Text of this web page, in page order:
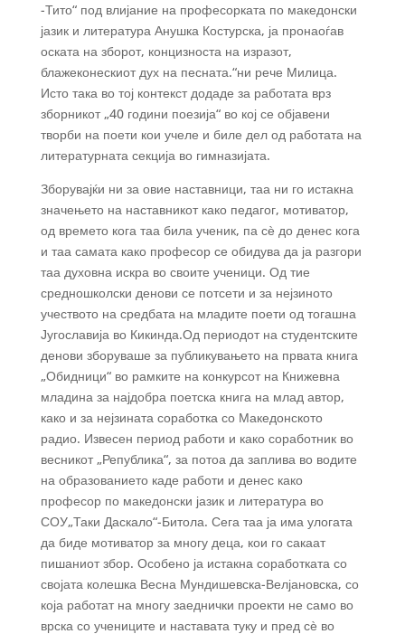
-Тито“ под влијание на професорката по македонски
јазик и литература Анушка Костурска, ја пронаоѓав
оската на зборот, концизноста на изразот,
блажеконескиот дух на песната.“ни рече Милица.
Исто така во тој контекст додаде за работата врз
зборникот „40 години поезија“ во кој се објавени
творби на поети кои учеле и биле дел од работата на
литературната секција во гимназијата.
Зборувајќи ни за овие наставници, таа ни го истакна
значењето на наставникот како педагог, мотиватор,
од времето кога таа била ученик, па сѐ до денес кога
и таа самата како професор се обидува да ја разгори
таа духовна искра во своите ученици. Од тие
средношколски денови се потсети и за нејзиното
учеството на средбата на младите поети од тогашна
Југославија во Кикинда.Од периодот на студентските
денови зборуваше за публикувањето на првата книга
„Обидници“ во рамките на конкурсот на Книжевна
младина за најдобра поетска книга на млад автор,
како и за нејзината соработка со Македонското
радио. Извесен период работи и како соработник во
весникот „Република“, за потоа да заплива во водите
на образованието каде работи и денес како
професор по македонски јазик и литература во
СОУ„Таки Даскало“-Битола. Сега таа ја има улогата
да биде мотиватор за многу деца, кои го сакаат
пишаниот збор. Особено ја истакна соработката со
својата колешка Весна Мундишевска-Велјановска, со
која работат на многу заеднички проекти не само во
врска со учениците и наставата туку и пред сѐ во